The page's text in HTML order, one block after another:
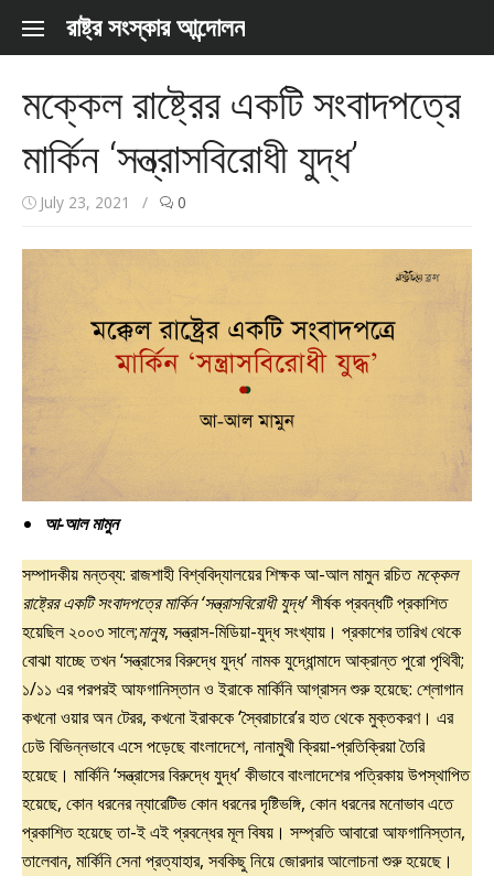
Skip to content
রাষ্ট্র সংস্কার আন্দোলন
মক্কেল রাষ্ট্রের একটি সংবাদপত্রে
মার্কিন ‘সন্ত্রাসবিরোধী যুদ্ধ’
July 23, 2021 / 0
আ-আল মামুন
সম্পাদকীয় মন্তব্য: রাজশাহী বিশ্ববিদ্যালয়ের শিক্ষক আ-আল মামুন রচিতমক্কেল
রাষ্ট্রের একটি সংবাদপত্রে মার্কিন ‘সন্ত্রাসবিরোধী যুদ্ধ’শীর্ষক প্রবন্ধটি প্রকাশিত
হয়েছিল ২০০৩ সালে;মানুষ, সন্ত্রাস-মিডিয়া-যুদ্ধ সংখ্যায়। প্রকাশের তারিখ থেকে
বোঝা যাচ্ছে তখন ‘সন্ত্রাসের বিরুদ্ধে যুদ্ধ’ নামক যুদ্ধোন্মাদে আক্রান্ত পুরো পৃথিবী;
১/১১ এর পরপরই আফগানিস্তান ও ইরাকে মার্কিনি আগ্রাসন শুরু হয়েছে: শ্লোগান
কখনো ওয়ার অন টেরর, কখনো ইরাককে ‘স্বৈরাচারে’র হাত থেকে মুক্তকরণ। এর
ঢেউ বিভিন্নভাবে এসে পড়েছে বাংলাদেশে, নানামুখী ক্রিয়া-প্রতিক্রিয়া তৈরি
হয়েছে। মার্কিনি ‘সন্ত্রাসের বিরুদ্ধে যুদ্ধ’ কীভাবে বাংলাদেশের পত্রিকায় উপস্থাপিত
হয়েছে, কোন ধরনের ন্যারেটিভ কোন ধরনের দৃষ্টিভঙ্গি, কোন ধরনের মনোভাব এতে
প্রকাশিত হয়েছে তা-ই এই প্রবন্ধের মূল বিষয়। সম্প্রতি আবারো আফগানিস্তান,
তালেবান, মার্কিনি সেনা প্রত্যাহার, সবকিছু নিয়ে জোরদার আলোচনা শুরু হয়েছে।